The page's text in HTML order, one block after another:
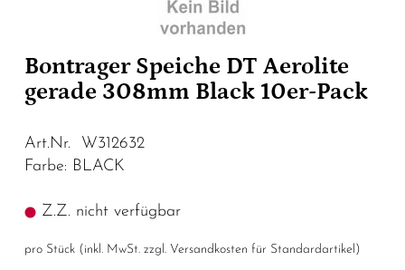
Bontrager Speiche DT Aerolite
gerade 308mm Black 10er-Pack
Art.Nr. W312632
Farbe: BLACK
Z.Z. nicht verfügbar
pro Stück (inkl. MwSt. zzgl. Versandkosten für Standardartikel )